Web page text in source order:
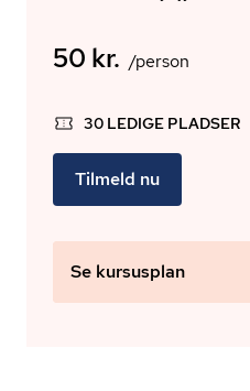
50 kr. /person
30 LEDIGE PLADSER
Tilmeld nu
Se kursusplan